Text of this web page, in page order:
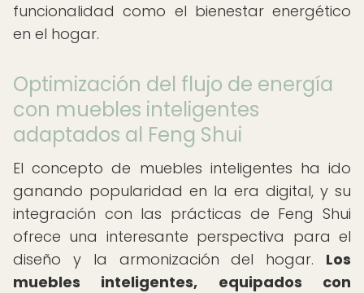
funcionalidad como el bienestar energético
en el hogar.
Optimización del flujo de energía
con muebles inteligentes
adaptados al Feng Shui
El concepto de muebles inteligentes ha ido
ganando popularidad en la era digital, y su
integración con las prácticas de Feng Shui
ofrece una interesante perspectiva para el
diseño y la armonización del hogar. Los
muebles inteligentes, equipados con